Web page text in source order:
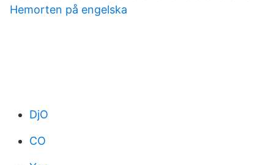
Hemorten på engelska
DjO
CO